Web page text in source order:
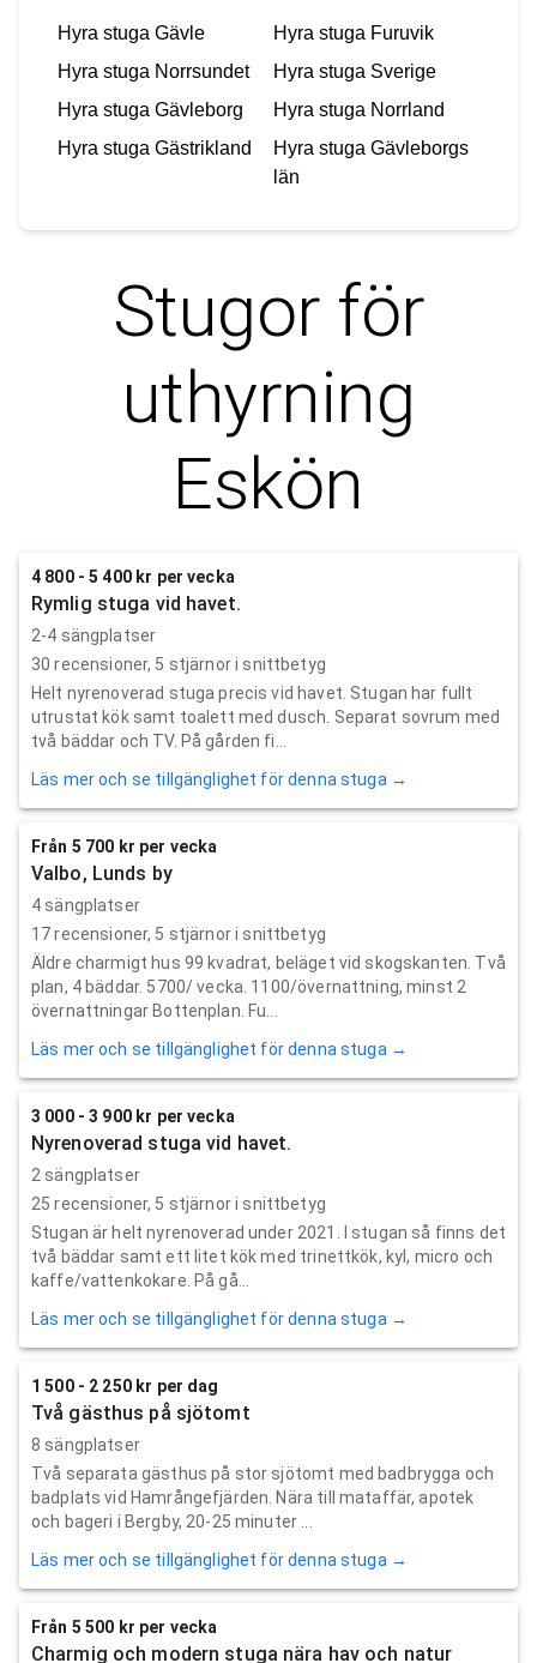
Hyra stuga Gävle Hyra stuga Furuvik
Hyra stuga Norrsundet Hyra stuga Sverige
Hyra stuga Gävleborg Hyra stuga Norrland
Hyra stuga Gästrikland Hyra stuga Gävleborgs
län
Stugor för
uthyrning
Eskön
4 800 - 5 400 kr per vecka
Rymlig stuga vid havet.
2-4 sängplatser
30 recensioner, 5 stjärnor i snittbetyg
Helt nyrenoverad stuga precis vid havet. Stugan har fullt
utrustat kök samt toalett med dusch. Separat sovrum med
två bäddar och TV. På gården fi...
Läs mer och se tillgänglighet för denna stuga →
Från 5 700 kr per vecka
Valbo, Lunds by
4 sängplatser
17recensioner, 5 stjärnor i snittbetyg
Äldre charmigt hus 99 kvadrat, beläget vid skogskanten. Två
plan, 4 bäddar. 5700/ vecka. 1100/övernattning, minst 2
övernattningar Bottenplan. Fu...
Läs mer och se tillgänglighet för denna stuga →
3 000 - 3 900 kr per vecka
Nyrenoverad stuga vid havet.
2 sängplatser
25 recensioner, 5 stjärnor i snittbetyg
Stugan är helt nyrenoverad under 2021. I stugan så finns det
två bäddar samt ett litet kök med trinettkök, kyl, micro och
kaffe/vattenkokare. På gå...
Läs mer och se tillgänglighet för denna stuga →
1 500 - 2 250 kr per dag
Två gästhus på sjötomt
8 sängplatser
Två separata gästhus på stor sjötomt med badbrygga och
badplats vid Hamrångefjärden. Nära till mataffär, apotek
och bageri i Bergby, 20-25 minuter ...
Läs mer och se tillgänglighet för denna stuga →
Från 5 500 kr per vecka
Charmig och modern stuga nära hav och natur